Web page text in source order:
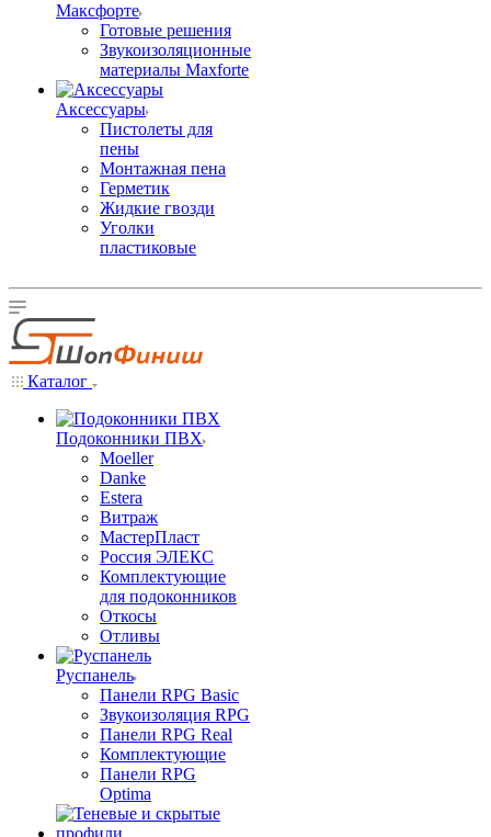
Максфорте
Готовые решения
Звукоизоляционные
материалы Maxforte
Аксессуары
Пистолеты для
пены
Монтажная пена
Герметик
Жидкие гвозди
Уголки
пластиковые
Каталог
Подоконники ПВХ
Moeller
Danke
Estera
Витраж
МастерПласт
Россия ЭЛЕКС
Комплектующие
для подоконников
Откосы
Отливы
Руспанель
Панели RPG Basic
Звукоизоляция RPG
Панели RPG Real
Комплектующие
Панели RPG
Optima